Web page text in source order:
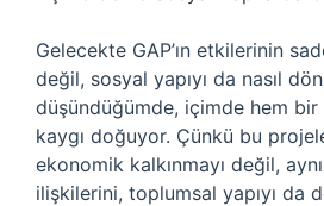
Gelecekte GAP’ın etkilerinin
değil, sosyal yapıyı da nasıl
düşündüğümde, içimde hem
kaygı doğuyor. Çünkü bu
ekonomik kalkınmayı değil,
ilişkilerini, toplumsal yapıyı da